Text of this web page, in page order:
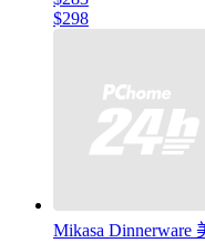
$298
Mikasa Dinnerware